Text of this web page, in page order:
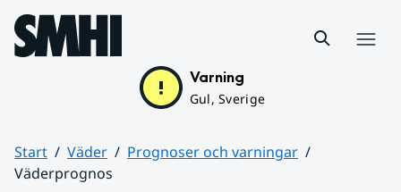
Hoppa till sidans innehåll
Varning
Gul, Sverige
Start Väder
Prognoser och varningar
Väderprognos